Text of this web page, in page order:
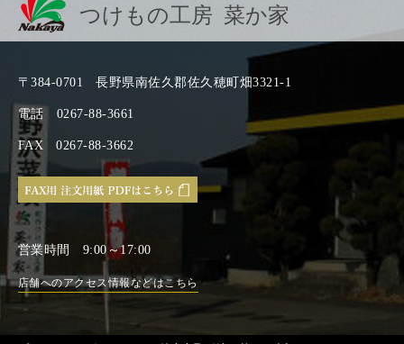
つけもの工房 菜か家
〒384-0701 長野県南佐久郡佐久穂町畑3321-1
電話 0267-88-3661
FAX 0267-88-3662
営業時間 9:00～17:00
店舗へのアクセス情報などはこちら